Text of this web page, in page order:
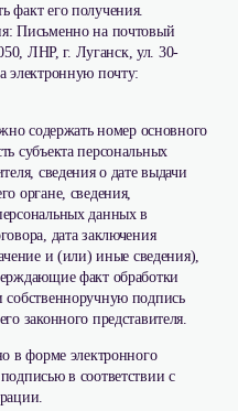
факт его получения.
Письменно на почтовый
ЛНР, г. Луганск, ул. 30-
почту:
содержать номер основного
субъекта персональных
сведения о дате выдачи
органе, сведения,
данных в
дата заключения
и (или) иные сведения),
факт обработки
подпись
законного представителя.
в форме электронного
в соответствии с